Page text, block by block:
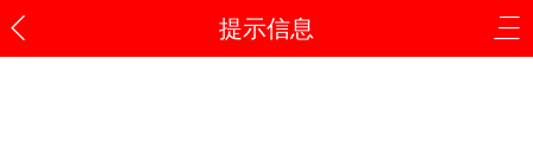
提示信息